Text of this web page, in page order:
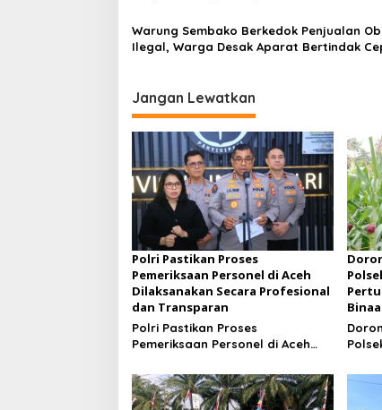
Warung Sembako Berkedok Penjualan
Ilegal, Warga Desak Aparat Bertindak
Jangan Lewatkan
Polri Pastikan Proses
Pemeriksaan Personel di Aceh
Dilaksanakan Secara Profesional
dan Transparan
Polri Pastikan Proses
Pemeriksaan Personel di Aceh
dan Transparan